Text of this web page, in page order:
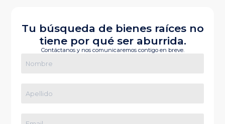
Tu búsqueda de bienes raíces no
tiene por qué ser aburrida.
Contáctanos y nos comunicaremos contigo en breve.